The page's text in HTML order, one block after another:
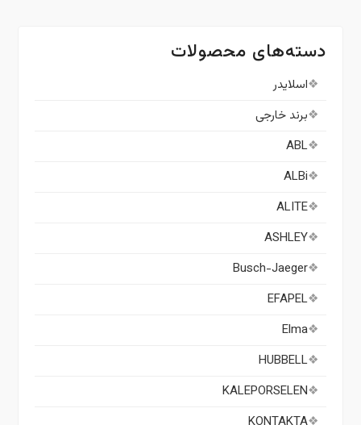
دسته‌های محصولات
اسلایدر
برند خارجی
ABL
ALBi
ALITE
ASHLEY
Busch-Jaeger
EFAPEL
Elma
HUBBELL
KALEPORSELEN